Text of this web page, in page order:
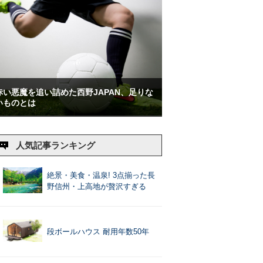
い悪魔を追い詰めた西野JAPAN、足りな
ものとは
人気記事ランキング
絶景・美食・温泉! 3点揃った長
野信州・上高地が贅沢すぎる
段ボールハウス 耐用年数50年